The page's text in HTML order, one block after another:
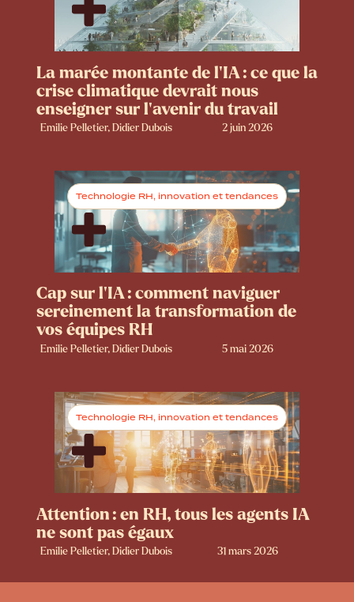
La marée montante de l’IA : ce que la
crise climatique devrait nous
enseigner sur l’avenir du travail
Emilie Pelletier, Didier Dubois 2 juin 2026
Technologie RH, innovation et tendances
Cap sur l’IA : comment naviguer
sereinement la transformation de
vos équipes RH
Emilie Pelletier, Didier Dubois 5 mai 2026
Technologie RH, innovation et tendances
Attention : en RH, tous les agents IA
ne sont pas égaux
Emilie Pelletier, Didier Dubois 31 mars 2026